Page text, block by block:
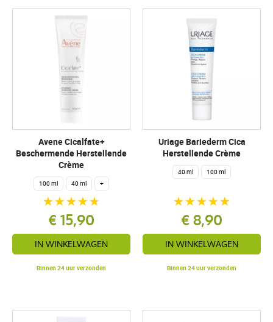
Avene Cicalfate+
Beschermende Herstellende
Crème
100 ml 40 ml +
€ 15,90
IN WINKELWAGEN
Binnen 24 uur verzonden
Uriage Bariederm Cica
Herstellende Crème
40 ml 100 ml
€ 8,90
IN WINKELWAGEN
Binnen 24 uur verzonden